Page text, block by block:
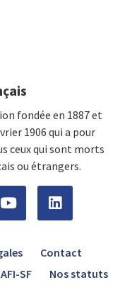
fondée en 1887 et
1906 qui a pour
ceux qui sont morts
ou étrangers.
Contact
SF Nos statuts